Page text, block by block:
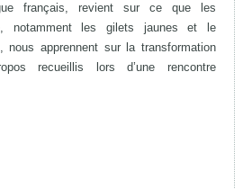
français, revient sur ce que les
notamment les gilets jaunes et le
apprennent sur la transformation
recueillis lors d’une rencontre